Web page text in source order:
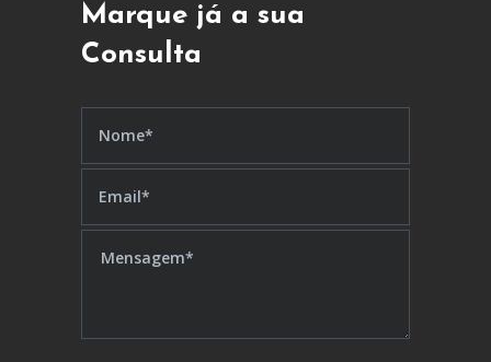
Marque já a sua
Consulta